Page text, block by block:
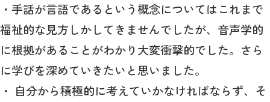
・手話が言語であるという概念についてはこれまで
福祉的な見方しかしてきませんでしたが、音声学的
に根拠があることがわかり大変衝撃的でした。さら
に学びを深めていきたいと思いました。
・ 自分から積極的に考えていかなければならず、そ